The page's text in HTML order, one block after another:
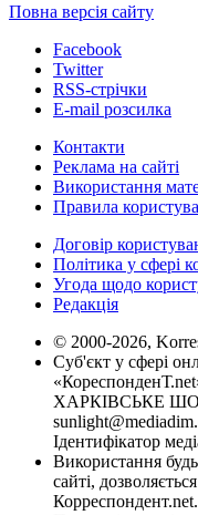
Повна версія сайту
Facebook
Twitter
RSS-стрічки
E-mail розсилка
Контакти
Реклама на сайті
Використання
Правила
Договір
Політика у сфері
Угода щодо
Редакція
© 2000-2026,
Суб'єкт у сфері
ХАРКІВСЬКЕ
Ідентифікатор
Використання
сайті,
Корреспондент.net.